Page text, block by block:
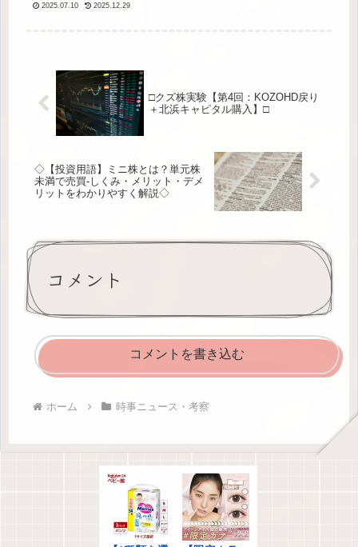
2025.07.10 2025.12.29
□クズ株実験【第4回：KOZOHD戻り
＋北浜キャピタル購入】□
◇【投資用語】ミニ株とは？単元株
未満で売買-しくみ・メリット・デメ
リットをわかりやすく解説◇
コメント
コメントを書き込む
ホーム 時事ニュース・考察